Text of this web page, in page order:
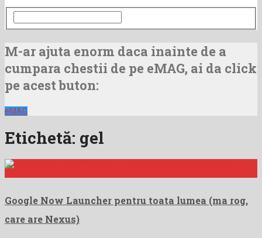
M-ar ajuta enorm daca inainte de a
cumpara chestii de pe eMAG, ai da click
pe acest buton:
eMAG
Etichetă: gel
Google Now Launcher pentru toata lumea (ma rog,
care are Nexus)